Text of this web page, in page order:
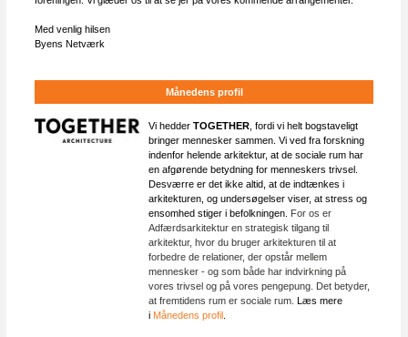
Med venlig hilsen
Byens Netværk
Månedens profil
Vi hedder TOGETHER , fordi vi helt bogstaveligt
bringer mennesker sammen. Vi ved fra forskning
indenfor helende arkitektur, at de sociale rum har
en afgørende betydning for menneskers trivsel.
Desværre er det ikke altid, at de indtænkes i
arkitekturen, og undersøgelser viser, at stress og
ensomhed stiger i befolkningen. For os er
Adfærdsarkitektur en strategisk tilgang til
arkitektur, hvor du bruger arkitekturen til at
forbedre de relationer, der opstår mellem
mennesker - og som både har indvirkning på
vores trivsel og på vores pengepung. Det betyder,
at fremtidens rum er sociale rum. Læs mere
i Månedens profil